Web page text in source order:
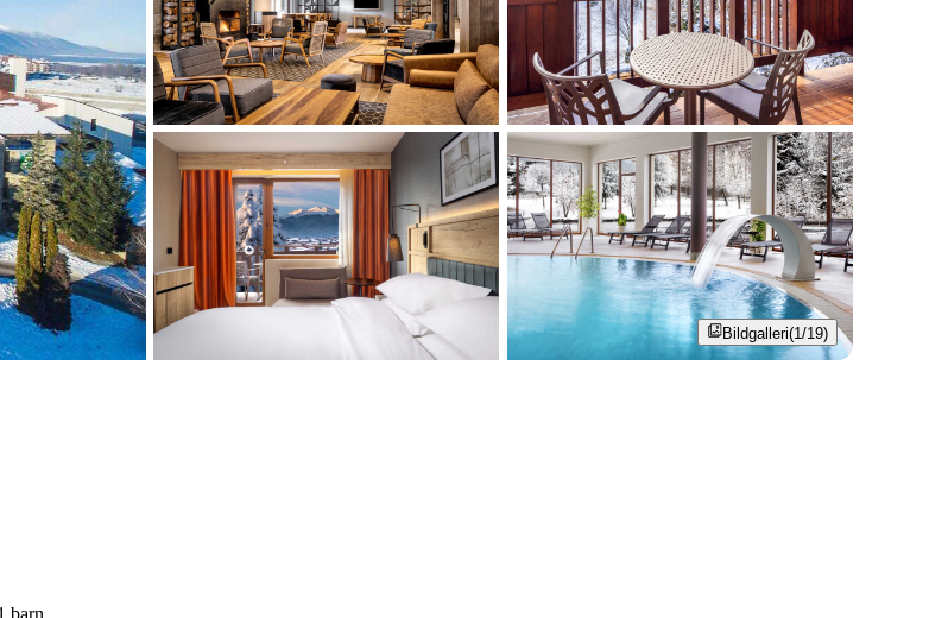
Bildgalleri(1/19)
barn